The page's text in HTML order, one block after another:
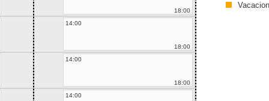
18:00
14:00
18:00
14:00
18:00
14:00